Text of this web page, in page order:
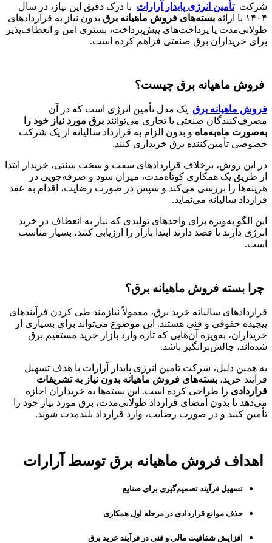
شرکت تأمین انرژی پایدار آرارات با درک دقیق این نیاز، در سال
۱۴۰۴ با ارائه
بسته‌های فروش ماهیانه برق بدون نیاز به قراردادهای
طولانی‌مدت یا پرداخت‌های پیش‌پرداخت، بستری امن و انعطاف‌پذیر
برای خریداران برق صنعتی فراهم کرده است.
فروش ماهیانه برق چیست؟
فروش ماهیانه برق یک مدل تأمین انرژی است که در آن
مصرف‌کنندگان صنعتی یا تجاری می‌توانند برق مورد نیاز خود را
به‌صورت ماه‌به‌ماه و بدون الزام به قرارداد سالیانه از یک شرکت
خصوصی تأمین‌کننده برق خریداری کنند.
در این روش، برخلاف قراردادهای سفت و سخت سنتی، خریدار ابتدا
از طریق یک همکاری کوتاه‌مدت، میزان سود و صرفه‌جویی در
هزینه‌ها را بررسی می‌کند و سپس در صورت رضایت، اقدام به عقد
قرارداد سالیانه می‌نماید.
این الگو به‌ویژه برای واحدهای تولیدی که نیاز به انعطاف در خرید
انرژی دارند یا قصد دارند ابتدا بازار را ارزیابی کنند، بسیار مناسب
است.
چرا بسته فروش ماهیانه برق؟
قراردادهای سالیانه خرید برق، معمولاً نیازمند طی کردن فرآیندهای
پیچیده حقوقی و فنی هستند. این موضوع می‌تواند برای بسیاری از
خریداران، به‌ویژه آن‌هایی که تازه وارد بازار خرید مستقیم برق
شده‌اند، چالش‌برانگیز باشد.
به همین دلیل، شرکت تامین انرژی پایدار آرارات با هدف تسهیل
فرآیند خرید، بسته‌های فروش ماهیانه بدون نیاز به تشریفات
قراردادی را طراحی کرده است. این بسته‌ها به خریداران اجازه
می‌دهد تا بدون امضای قرارداد طولانی‌مدت، برق مورد نیاز خود را
تأمین کنند و در صورت رضایت، وارد قرارداد بلندمدت شوند.
اهداف فروش ماهیانه برق توسط آرارات
تسهیل فرآیند تصمیم‌گیری برای صنایع
حذف موانع قراردادی در مرحله اول همکاری
افزایش شفافیت مالی و فنی در فرآیند خرید برق